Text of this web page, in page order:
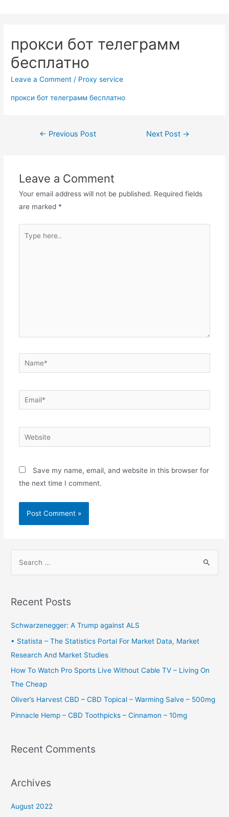
прокси бот телеграмм
бесплатно
Leave a Comment / Proxy service
прокси бот телеграмм бесплатно
Post← Previous Post Next Post →
Leave a Comment
Your email address will not be published. Required fields
are marked *
here..
Name*
Email*
Website
Save my name, email, and website in this browser for
the next time I comment.
r
h
f
o
r
:
Recent Posts
Schwarzenegger: A Trump against ALS
• Statista – The Statistics Portal For Market Data, Market
Research And Market Studies
How To Watch Pro Sports Live Without Cable TV – Living On
The Cheap
Oliver’s Harvest CBD – CBD Topical – Warming Salve – 500mg
Pinnacle Hemp – CBD Toothpicks – Cinnamon – 10mg
Recent Comments
Archives
August 2022